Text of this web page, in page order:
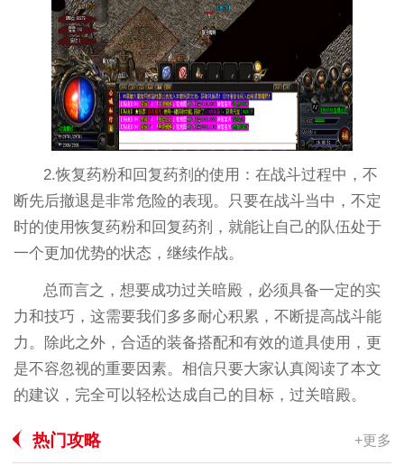
2.恢复药粉和回复药剂的使用：在战斗过程中，不
断先后撤退是非常危险的表现。只要在战斗当中，不定
时的使用恢复药粉和回复药剂，就能让自己的队伍处于
一个更加优势的状态，继续作战。
总而言之，想要成功过关暗殿，必须具备一定的实
力和技巧，这需要我们多多耐心积累，不断提高战斗能
力。除此之外，合适的装备搭配和有效的道具使用，更
是不容忽视的重要因素。相信只要大家认真阅读了本文
的建议，完全可以轻松达成自己的目标，过关暗殿。
热门攻略 +更多